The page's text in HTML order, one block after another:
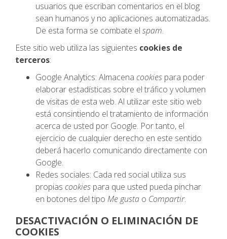
usuarios que escriban comentarios en el blog
sean humanos y no aplicaciones automatizadas.
De esta forma se combate el spam.
Este sitio web utiliza las siguientes cookies de
terceros:
Google Analytics: Almacena cookies para poder
elaborar estadísticas sobre el tráfico y volumen
de visitas de esta web. Al utilizar este sitio web
está consintiendo el tratamiento de información
acerca de usted por Google. Por tanto, el
ejercicio de cualquier derecho en este sentido
deberá hacerlo comunicando directamente con
Google.
Redes sociales: Cada red social utiliza sus
propias cookies para que usted pueda pinchar
en botones del tipo Me gusta o Compartir.
DESACTIVACIÓN O ELIMINACIÓN DE
COOKIES